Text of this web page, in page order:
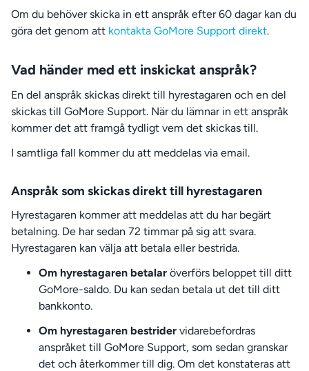
Om du behöver skicka in ett anspråk efter 60 dagar kan du
göra det genom att kontakta GoMore Support direkt.
Vad händer med ett inskickat anspråk?
En del anspråk skickas direkt till hyrestagaren och en del
skickas till GoMore Support. När du lämnar in ett anspråk
kommer det att framgå tydligt vem det skickas till.
I samtliga fall kommer du att meddelas via email.
Anspråk som skickas direkt till hyrestagaren
Hyrestagaren kommer att meddelas att du har begärt
betalning. De har sedan 72 timmar på sig att svara.
Hyrestagaren kan välja att betala eller bestrida.
Om hyrestagaren betalar överförs beloppet till ditt
GoMore-saldo. Du kan sedan betala ut det till ditt
bankkonto.
Om hyrestagaren bestrider vidarebefordras
anspråket till GoMore Support, som sedan granskar
det och återkommer till dig. Om det konstateras att